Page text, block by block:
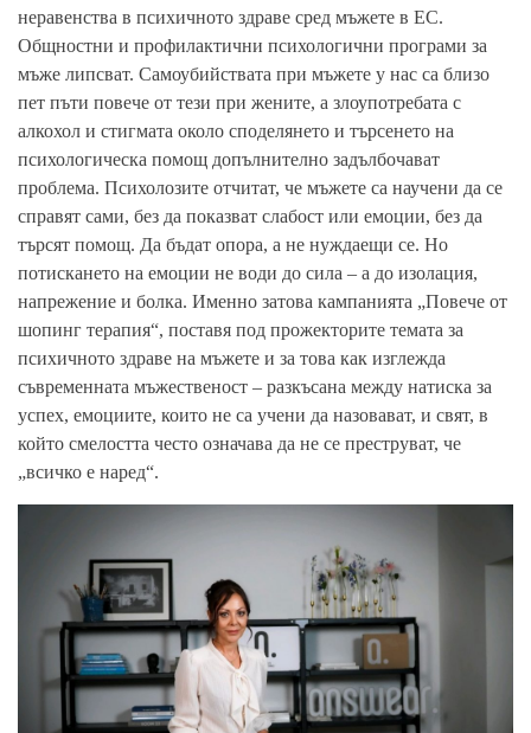
неравенства в психичното здраве сред мъжете в ЕС.
Общностни и профилактични психологични програми за
мъже липсват. Самоубийствата при мъжете у нас са близо
пет пъти повече от тези при жените, а злоупотребата с
алкохол и стигмата около споделянето и търсенето на
психологическа помощ допълнително задълбочават
проблема. Психолозите отчитат, че мъжете са научени да се
справят сами, без да показват слабост или емоции, без да
търсят помощ. Да бъдат опора, а не нуждаещи се. Но
потискането на емоции не води до сила – а до изолация,
напрежение и болка. Именно затова кампанията „Повече от
шопинг терапия“, поставя под прожекторите темата за
психичното здраве на мъжете и за това как изглежда
съвременната мъжественост – разкъсана между натиска за
успех, емоциите, които не са учени да назовават, и свят, в
който смелостта често означава да не се преструват, че
„всичко е наред“.